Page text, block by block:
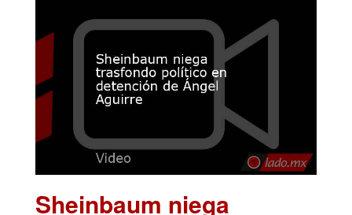
Sheinbaum niega